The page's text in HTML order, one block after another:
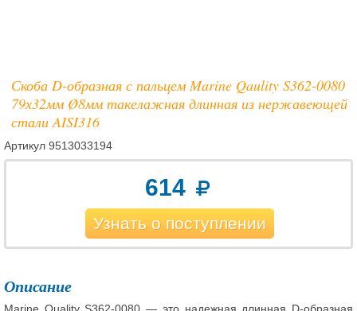
Скоба D-образная с пальцем Marine Qaulity S362-0080
79х32мм Ø8мм такелажная длинная из нержавеющей
стали AISI316
Артикул 9513033194
614
Узнать о поступлении
Описание